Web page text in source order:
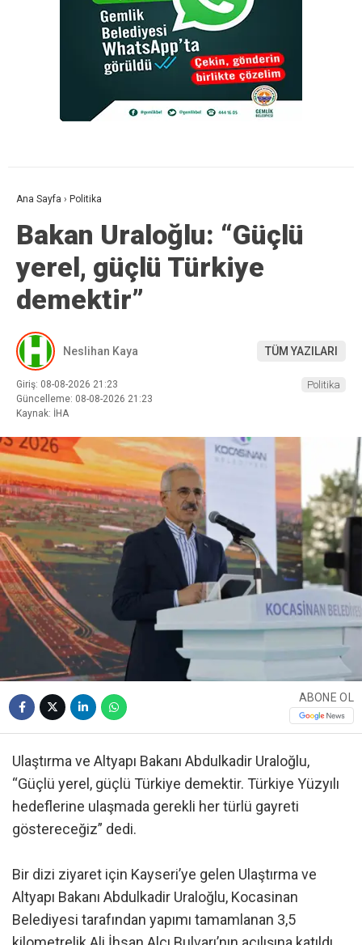
Ana Sayfa › Politika
Bakan Uraloğlu: “Güçlü
yerel, güçlü Türkiye
demektir”
Neslihan Kaya TÜM YAZILARI
Giriş: 08-08-2026 21:23
Güncelleme: 08-08-2026 21:23
Kaynak: İHA
Politika
ABONE OL
Ulaştırma ve Altyapı Bakanı Abdulkadir Uraloğlu,
“Güçlü yerel, güçlü Türkiye demektir. Türkiye Yüzyılı
hedeflerine ulaşmada gerekli her türlü gayreti
göstereceğiz” dedi.
Bir dizi ziyaret için Kayseri’ye gelen Ulaştırma ve
Altyapı Bakanı Abdulkadir Uraloğlu, Kocasinan
Belediyesi tarafından yapımı tamamlanan 3,5